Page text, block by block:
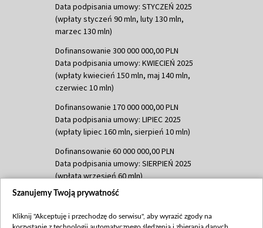
Data podpisania umowy: STYCZEŃ 2025
(wpłaty styczeń 90 mln, luty 130 mln,
marzec 130 mln)
Dofinansowanie 300 000 000,00 PLN
Data podpisania umowy: KWIECIEŃ 2025
(wpłaty kwiecień 150 mln, maj 140 mln,
czerwiec 10 mln)
Dofinansowanie 170 000 000,00 PLN
Data podpisania umowy: LIPIEC 2025
(wpłaty lipiec 160 mln, sierpień 10 mln)
Dofinansowanie 60 000 000,00 PLN
Data podpisania umowy: SIERPIEŃ 2025
(wpłata wrzesień 60 mln)
Dofinansowanie 635 783 051,21 PLN
(wpłata wrzesień 100 mln, październik 350
Szanujemy Twoją prywatność
Kliknij "Akceptuję i przechodzę do serwisu", aby wyrazić zgody na